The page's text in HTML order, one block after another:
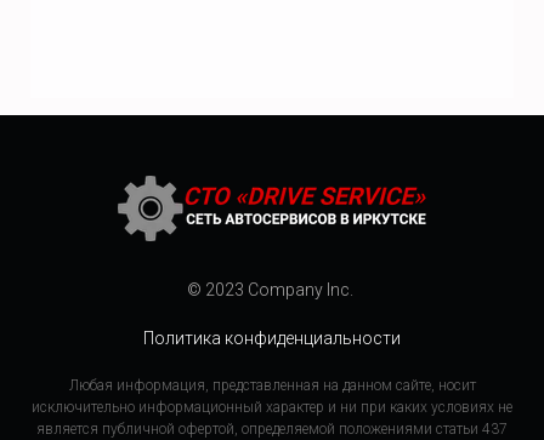
© 2023 Company Inc.
Политика конфиденциальности
Любая информация, представленная на данном сайте, носит
исключительно информационный характер и ни при каких условиях не
является публичной офертой, определяемой положениями статьи 437